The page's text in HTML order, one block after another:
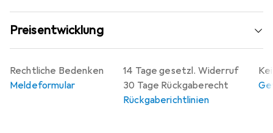
Preisentwicklung
14 Tage gesetzl. Widerruf
30 Tage Rückgaberecht
Rückgaberichtlinien
Rechtliche Bedenken
Meldeformular